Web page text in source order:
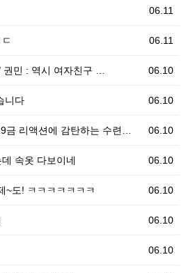
06.11
06.11
06.10
민 : 역시 여자친구 …
06.10
니다
06.10
금 리액션에 감탄하는 수련…
06.10
속옷 다보이네
06.10
~도! ㅋㅋㅋㅋㅋㅋㅋ
06.10
06.10